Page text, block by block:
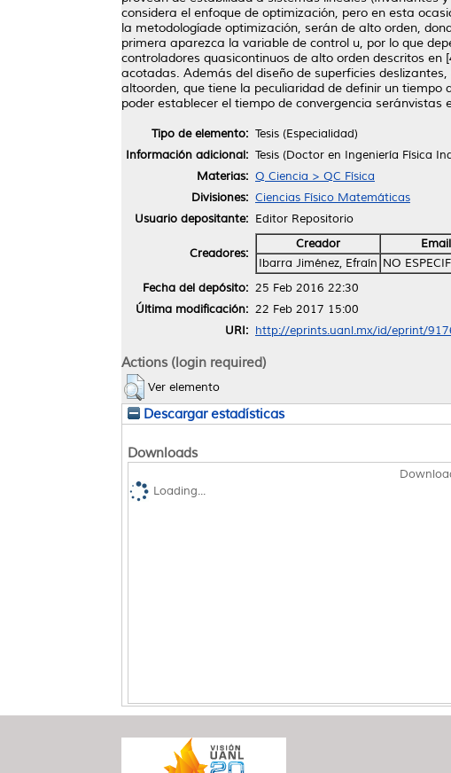
considera el enfoque de optimización, pero en esta
la metodologíade optimización, serán de alto orden,
primera aparezca la variable de control u, por lo que
controladores quasicontinuos de alto orden descritos
acotadas. Además del diseño de superficies
altoorden, que tiene la peculiaridad de definir un
poder establecer el tiempo de convergencia
Tipo de elemento: Tesis (Especialidad)
Información adicional: Tesis (Doctor en Ingeniería Física
Materias: Q Ciencia > QC Física
Divisiones: Ciencias Físico Matemáticas
Usuario depositante: Editor Repositorio
Creadores:
Creador Email
Ibarra Jiménez, Efraín NO
Fecha del depósito: 25 Feb 2016 22:30
Última modificación: 22 Feb 2017 15:00
URI: http://eprints.uanl.mx/id/eprint/
Actions (login required)
Ver elemento
Descargar estadísticas
Downloads
Loading...